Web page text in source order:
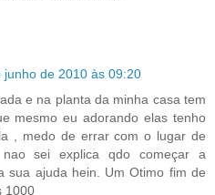
junho de 2010 às 09:20
e na planta da minha casa tem
mesmo eu adorando elas tenho
, medo de errar com o lugar de
sei explica qdo começar a
sua ajuda hein. Um Otimo fim de
1000